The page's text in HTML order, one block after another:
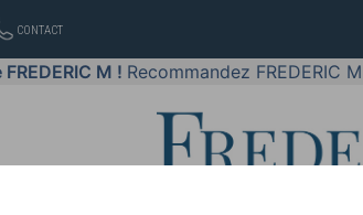
CONTACT
M ! Recommandez FREDERIC